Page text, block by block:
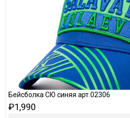
Бейсболка СЮ синяя арт.02306
₽1,990